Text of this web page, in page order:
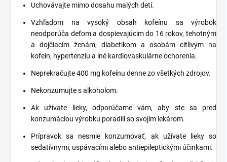
Uchovávajte mimo dosahu malých detí.
Vzhľadom na vysoký obsah kofeínu sa výrobok
neodporúča deťom a dospievajúcim do 16 rokov, tehotným
a dojčiacim ženám, diabetikom a osobám citlivým na
kofeín, hypertenziu a iné kardiovaskulárne ochorenia.
Neprekračujte 400 mg kofeínu denne zo všetkých zdrojov.
Nekonzumujte s alkoholom.
Ak užívate lieky, odporúčame vám, aby ste sa pred
konzumáciou výrobku poradili so svojím lekárom.
Prípravok sa nesmie konzumovať, ak užívate lieky so
sedatívnymi, uspávacími alebo antiepileptickými účinkami.